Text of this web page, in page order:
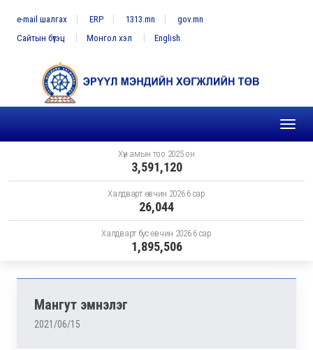
e-mail шалгах ERP 1313.mn
gov.mn
Сайтын бүтэц
Монгол хэл English
Toggle
Хүн амын тоо 2025 он
3,591,120
Халдварт өвчин 2026.6 сар
26,044
Халдварт бус өвчин 2026.6 сар
1,895,506
Мангут эмнэлэг
2021/06/15